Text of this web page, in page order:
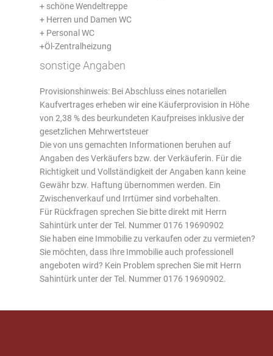
+ schöne Wendeltreppe
+ Herren und Damen WC
+ Personal WC
+Öl-Zentralheizung
sonstige Angaben
Provisionshinweis: Bei Abschluss eines notariellen
Kaufvertrages erheben wir eine Käuferprovision in Höhe
von 2,38 % des beurkundeten Kaufpreises inklusive der
gesetzlichen Mehrwertsteuer
Die von uns gemachten Informationen beruhen auf
Angaben des Verkäufers bzw. der Verkäuferin. Für die
Richtigkeit und Vollständigkeit der Angaben kann keine
Gewähr bzw. Haftung übernommen werden. Ein
Zwischenverkauf und Irrtümer sind vorbehalten.
Für Rückfragen sprechen Sie bitte direkt mit Herrn
Sahintürk unter der Tel. Nummer 0176 19690902
Sie haben eine Immobilie zu verkaufen oder zu vermieten?
Sie möchten, dass Ihre Immobilie auch professionell
angeboten wird? Kein Problem sprechen Sie mit Herrn
Sahintürk unter der Tel. Nummer 0176 19690902.